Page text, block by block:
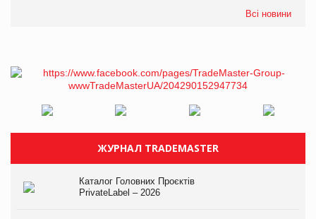
Всі новини
ЖУРНАЛ TRADEMASTER
Каталог Головних Проєктів
PrivateLabel – 2026